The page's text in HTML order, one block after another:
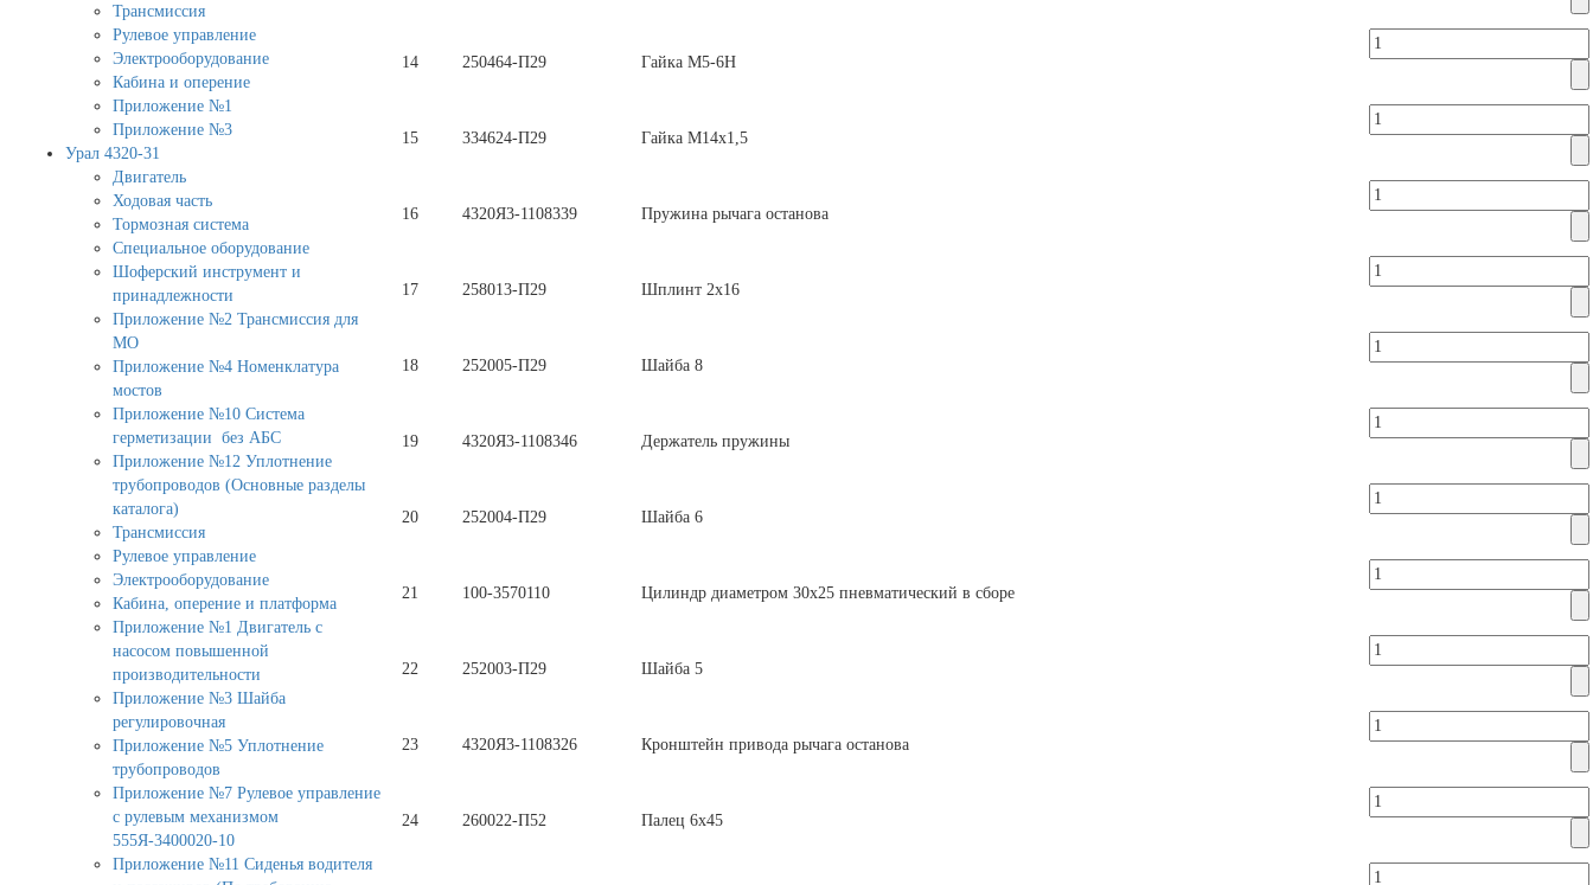
Трансмиссия
Рулевое управление
Электрооборудование
Кабина и оперение
Приложение №1
Приложение №3
Урал 4320-31
Двигатель
Ходовая часть
Тормозная система
Специальное оборудование
Шоферский инструмент и
принадлежности
Приложение №2 Трансмиссия для
МО
Приложение №4 Номенклатура
мостов
Приложение №10 Система
герметизации без АБС
Приложение №12 Уплотнение
трубопроводов (Основные разделы
каталога)
Трансмиссия
Рулевое управление
Электрооборудование
Кабина, оперение и платформа
Приложение №1 Двигатель с
насосом повышенной
производительности
Приложение №3 Шайба
регулировочная
Приложение №5 Уплотнение
трубопроводов
Приложение №7 Рулевое управление
с рулевым механизмом
555Я-3400020-10
Приложение №11 Сиденья водителя
14 250464-П29 Гайка М5-6Н
15 334624-П29 Гайка М14х1,5
16 4320Я3-1108339 Пружина рычага останова
17 258013-П29 Шплинт 2х16
18 252005-П29 Шайба 8
19 4320Я3-1108346 Держатель пружины
20 252004-П29 Шайба 6
21 100-3570110 Цилиндр диаметром 30х25 пневматический в сборе
22 252003-П29 Шайба 5
23 4320Я3-1108326 Кронштейн привода рычага останова
24 260022-П52 Палец 6х45